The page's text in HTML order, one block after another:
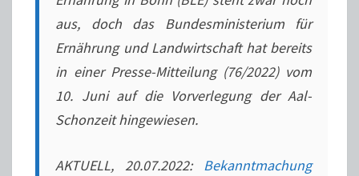
aus, doch das Bundesministerium für
Ernährung und Landwirtschaft hat bereits
in einer Presse-Mitteilung (76/2022) vom
10. Juni auf die Vorverlegung der Aal-
Schonzeit hingewiesen.
AKTUELL, 20.07.2022: Bekanntmachung